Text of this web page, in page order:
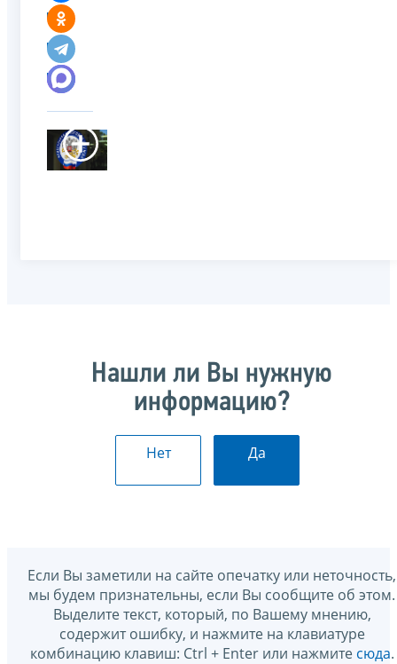
Нашли ли Вы нужную
информацию?
Нет Да
Если Вы заметили на сайте опечатку или неточность,
мы будем признательны, если Вы сообщите об этом.
Выделите текст, который, по Вашему мнению,
содержит ошибку, и нажмите на клавиатуре
комбинацию клавиш: Ctrl + Enter или нажмите сюда.